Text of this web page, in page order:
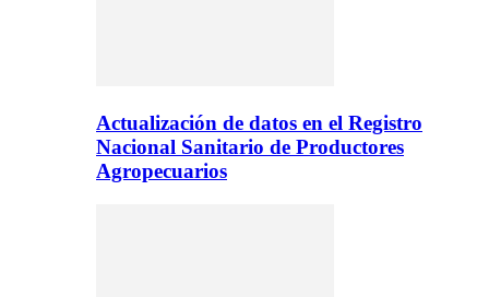
Actualización de datos en el Registro
Nacional Sanitario de Productores
Agropecuarios